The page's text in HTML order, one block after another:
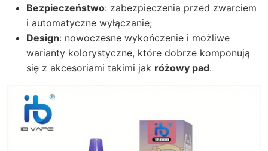
Bezpieczeństwo: zabezpieczenia przed zwarciem
i automatyczne wyłączanie;
Design: nowoczesne wykończenie i możliwe
warianty kolorystyczne, które dobrze komponują
się z akcesoriami takimi jak różowy pad.